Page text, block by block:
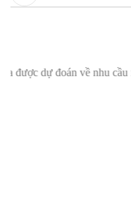
cầu năng lượng trong